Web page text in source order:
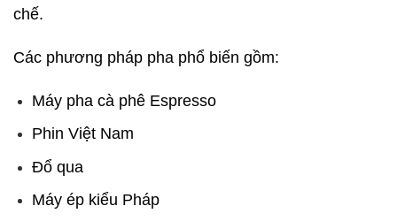
chế.
Các phương pháp pha phổ biến gồm:
Máy pha cà phê Espresso
Phin Việt Nam
Đổ qua
Máy ép kiểu Pháp